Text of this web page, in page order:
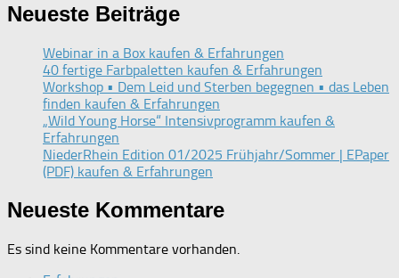
Neueste Beiträge
Webinar in a Box kaufen & Erfahrungen
40 fertige Farbpaletten kaufen & Erfahrungen
Workshop • Dem Leid und Sterben begegnen • das Leben
finden kaufen & Erfahrungen
„Wild Young Horse“ Intensivprogramm kaufen &
Erfahrungen
NiederRhein Edition 01/2025 Frühjahr/Sommer | EPaper
(PDF) kaufen & Erfahrungen
Neueste Kommentare
Es sind keine Kommentare vorhanden.